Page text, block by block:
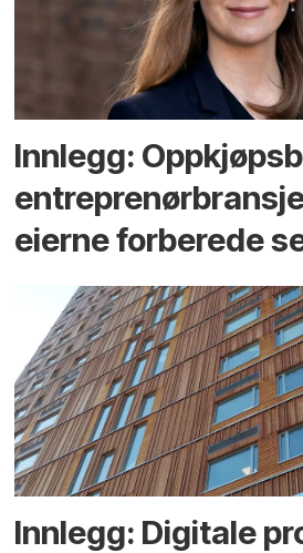
Innlegg:
eierne forberede
Innlegg: Digitale